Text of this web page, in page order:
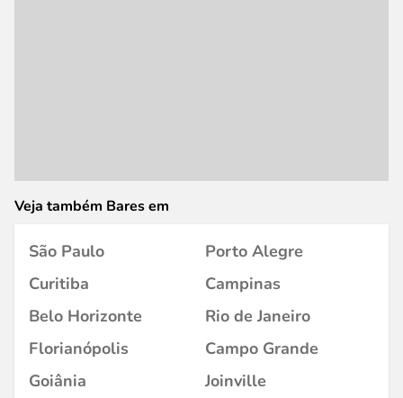
Veja também Bares em
São Paulo
Porto Alegre
Curitiba
Campinas
Belo Horizonte
Rio de Janeiro
Florianópolis
Campo Grande
Goiânia
Joinville